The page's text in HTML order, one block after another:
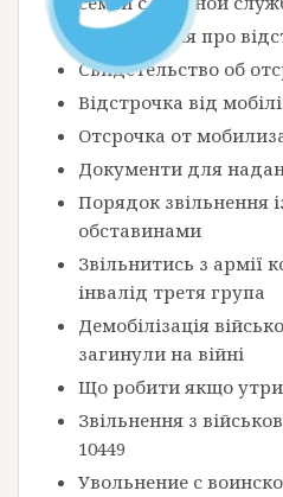
Посвідчення про
Свидетельство об
Відстрочка від
Отсрочка от
Документи для
Порядок звільнення
обставинами
Звільнитись з армії
інвалід третя група
Демобілізація
загинули на війні
Що робити якщо
Звільнення з
10449
Увольнение с